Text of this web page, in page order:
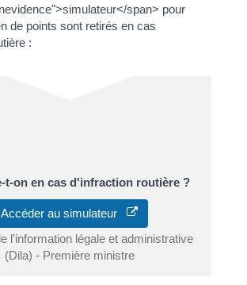
span> pour
de points sont retirés en cas
:
t-on en cas d'infraction routière ?
Accéder au simulateur
l'information légale et administrative
(Dila) - Première ministre